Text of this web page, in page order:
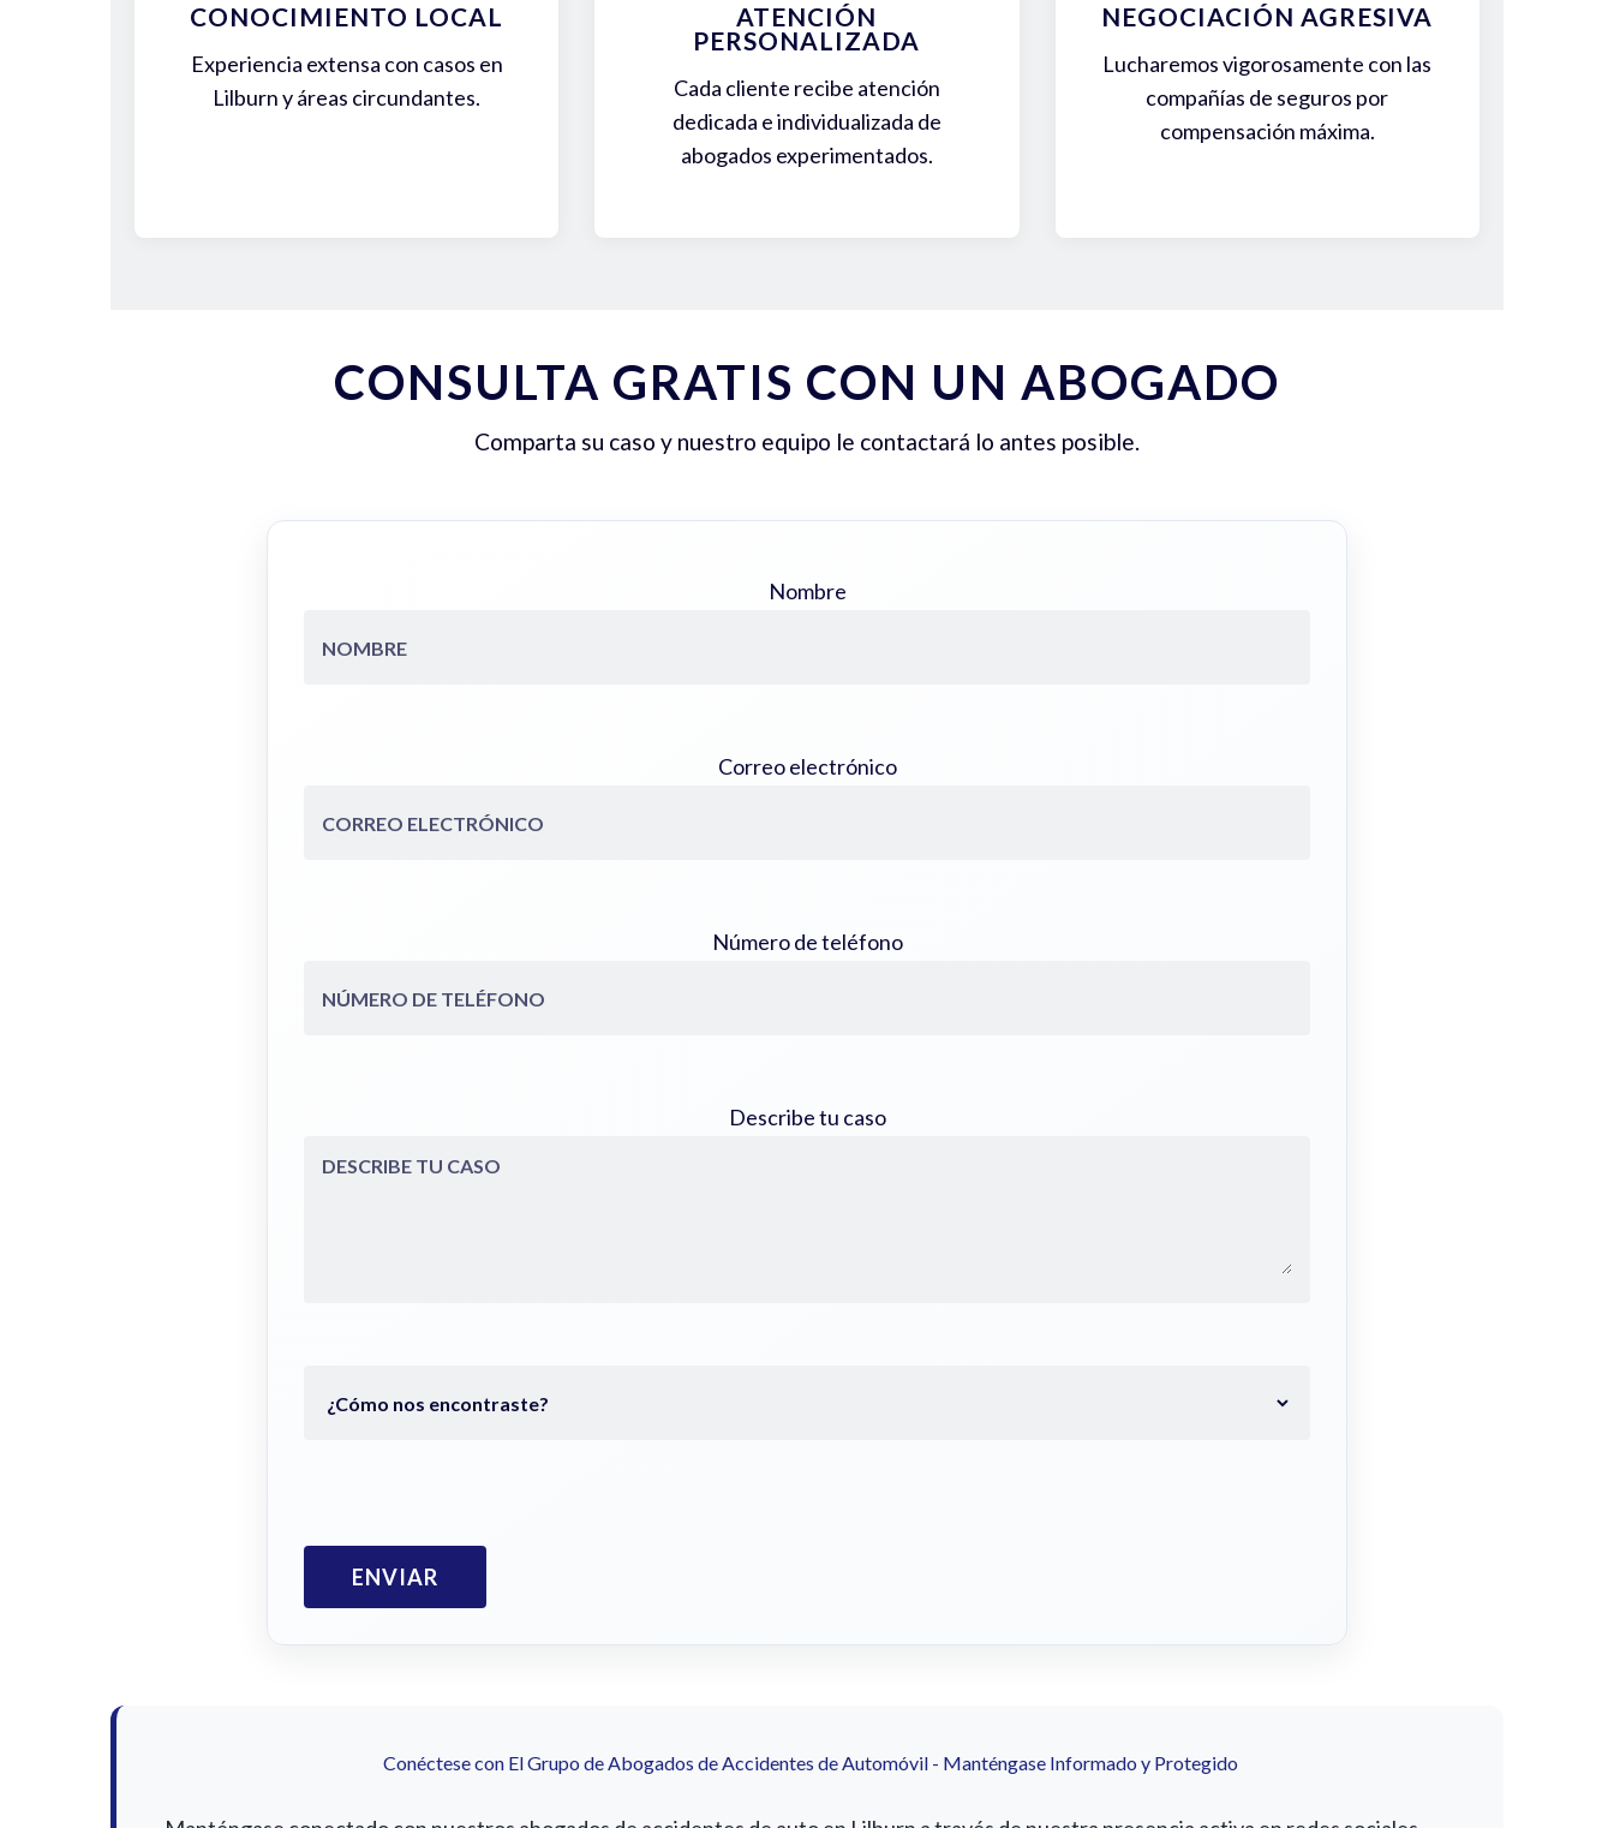
CONOCIMIENTO LOCAL
Experiencia extensa con casos en
Lilburn y áreas circundantes.
ATENCIÓN
PERSONALIZADA
Cada cliente recibe atención
dedicada e individualizada de
abogados experimentados.
NEGOCIACIÓN AGRESIVA
Lucharemos vigorosamente con las
compañías de seguros por
compensación máxima.
CONSULTA GRATIS CON UN ABOGADO
Comparta su caso y nuestro equipo le contactará lo antes posible.
Nombre
Correo electrónico
Número de teléfono
Describe tu caso
Conéctese con El Grupo de Abogados de Accidentes de Automóvil - Manténgase Informado y Protegido